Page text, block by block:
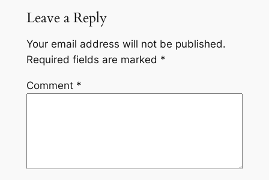
Leave a Reply
Your email address will not be published.
Required fields are marked *
Comment *